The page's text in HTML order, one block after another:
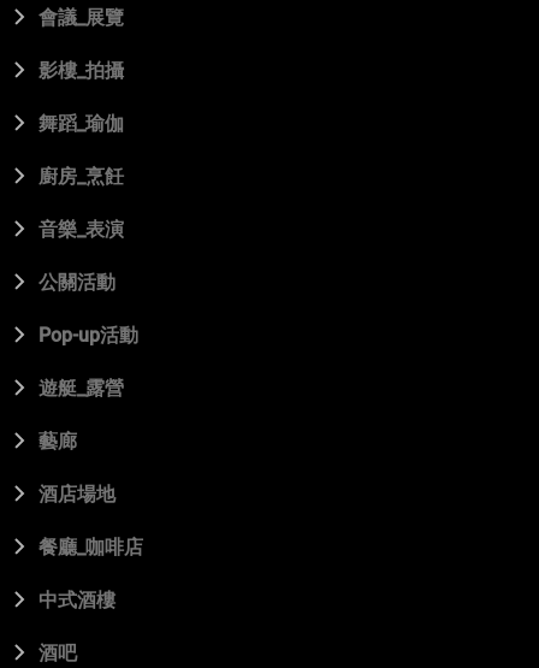
會議_展覽
影樓_拍攝
舞蹈_瑜伽
廚房_烹飪
音樂_表演
公關活動
Pop-up活動
遊艇_露營
藝廊
酒店場地
餐廳_咖啡店
中式酒樓
酒吧